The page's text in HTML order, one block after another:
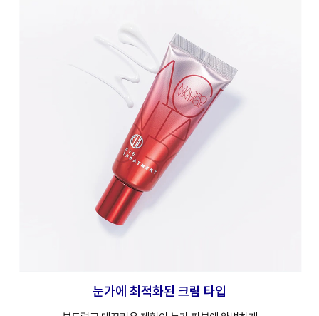
눈가에 최적화된 크림 타입